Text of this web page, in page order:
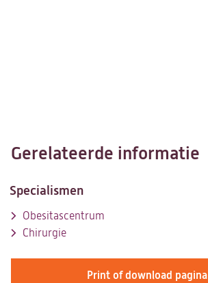
Print of download pagina
Gerelateerde informatie
Specialismen
Obesitascentrum
Chirurgie